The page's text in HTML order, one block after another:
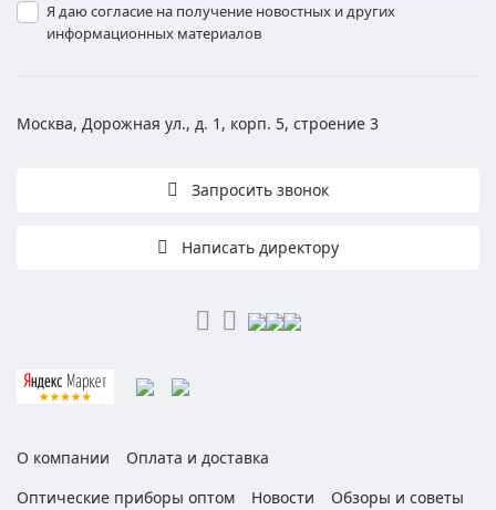
Я даю согласие на получение новостных и других
информационных материалов
Москва, Дорожная ул., д. 1, корп. 5, строение 3
Запросить звонок
Написать директору
О компании
Оплата и доставка
Оптические приборы оптом
Новости
Обзоры и советы